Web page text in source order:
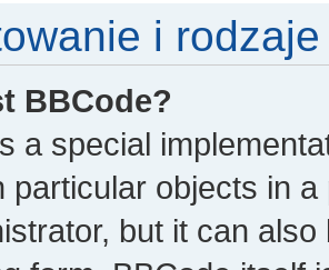
i
BBCode?
a special
particular objects in
but it can